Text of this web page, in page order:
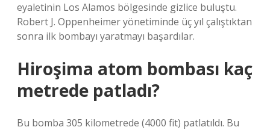
eyaletinin Los Alamos bölgesinde gizlice buluştu.
Robert J. Oppenheimer yönetiminde üç yıl çalıştıktan
sonra ilk bombayı yaratmayı başardılar.
Hiroşima atom bombası kaç
metrede patladı?
Bu bomba 305 kilometrede (4000 fit) patlatıldı. Bu